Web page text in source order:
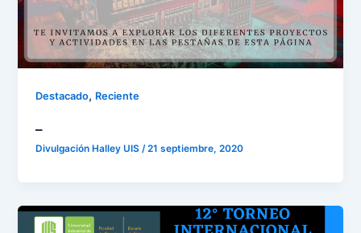
Destacado, Reciente
Divulgación Halley UIS /21 septiembre, 2020